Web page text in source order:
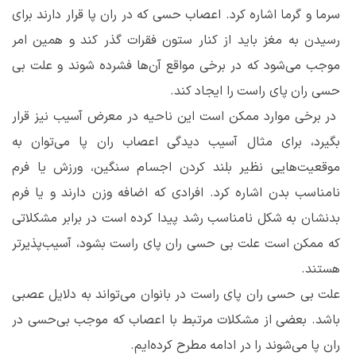
سرما و گرما اشاره کرد. اعصاب حسی که در ران پا قرار دارند برای
رسیدن به مغز باید از کنار ستون فقرات گذر کند و همین امر
موجب می‌شود که در برخی مواقع آن‌ها فشرده شوند و علت بی‌
حسی ران پای راست را ایجاد کند.
در برخی موارد ممکن است این ناحیه در معرض آسیب نیز قرار
بگیرد، برای مثال آسیب دیدگی اعصاب ران پا می‌توان به
موقعیت‌هایی نظیر بلند کردن اجسام سنگین، ورزش یا فرم
نامناسب بدن اشاره کرد. افرادی که اضافه وزن دارند و یا فرم
بدنشان به شکل نامناسب رشد پیدا کرده است در برابر مشکلاتی
که ممکن است علت بی ‌حسی ران پای راست بشود، آسیب‌پذیرتر
هستند.
علت بی‌ حسی ران پای راست در بانوان می‌تواند به دلایل عصبی
باشد. بعضی از مشکلات مرتبط با اعصاب که موجب بی‌حسی در
ران پا می‌شوند را در ادامه مطرح کرده‌ایم.